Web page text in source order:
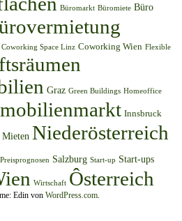
Büromarkt Büromiete Büro
Coworking Space Linz Coworking Wien Flexible
Graz Green Buildings Homeoffice
Innsbruck
Mieten Niederösterreich
Preisprognosen Salzburg Start-up Start-ups
Wirtschaft Ôsterreich
Edin von WordPress.com.